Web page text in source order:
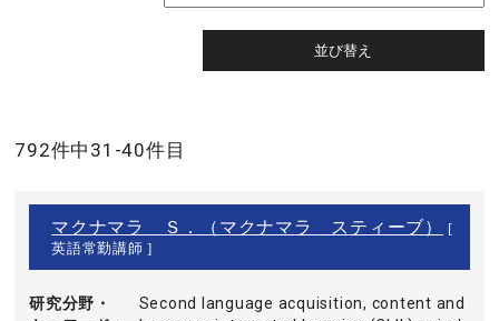
792件中31-40件目
マクナマラ Ｓ．（マクナマラ スティーブ）
[
英語常勤講師 ]
研究分野・
Second language acquisition, content and